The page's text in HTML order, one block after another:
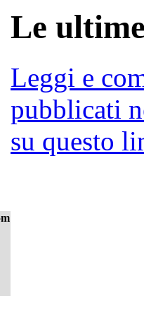
Le
Leggi e
pubblicati
su questo